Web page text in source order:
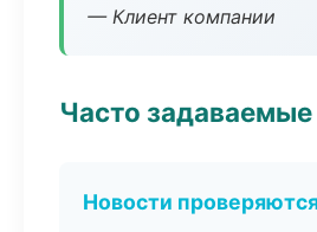
— Клиент компании
Часто
Новости